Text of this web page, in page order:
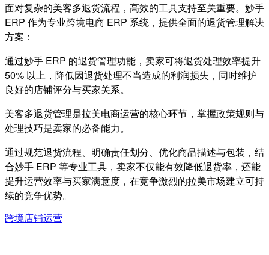
面对复杂的美客多退货流程，高效的工具支持至关重要。妙手
ERP 作为专业跨境电商 ERP 系统，提供全面的退货管理解决
方案：
通过妙手 ERP 的退货管理功能，卖家可将退货处理效率提升
50% 以上，降低因退货处理不当造成的利润损失，同时维护
良好的店铺评分与买家关系。
美客多退货管理是拉美电商运营的核心环节，掌握政策规则与
处理技巧是卖家的必备能力。
通过规范退货流程、明确责任划分、优化商品描述与包装，结
合妙手 ERP 等专业工具，卖家不仅能有效降低退货率，还能
提升运营效率与买家满意度，在竞争激烈的拉美市场建立可持
续的竞争优势。
跨境店铺运营